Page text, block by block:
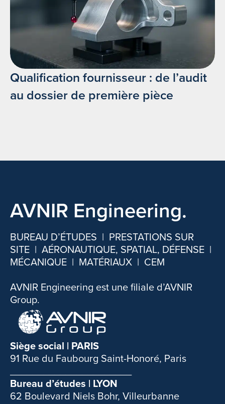
Qualification fournisseur : de l’audit
au dossier de première pièce
AVNIR Engineering.
BUREAU D’ÉTUDES | PRESTATIONS SUR
SITE | AÉRONAUTIQUE, SPATIAL, DÉFENSE |
MÉCANIQUE | MATÉRIAUX | CEM
AVNIR Engineering est une filiale d’AVNIR
Group.​
Siège social | PARIS
91 Rue du Faubourg Saint-Honoré, Paris
______________________
Bureau d’études | LYON
62 Boulevard Niels Bohr, Villeurbanne